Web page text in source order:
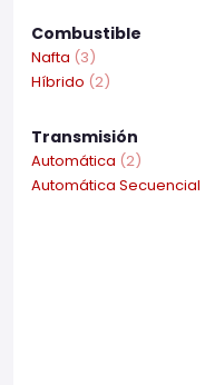
Combustible
Nafta (3)
Híbrido (2)
Transmisión
Automática (2)
Automática Secuencial